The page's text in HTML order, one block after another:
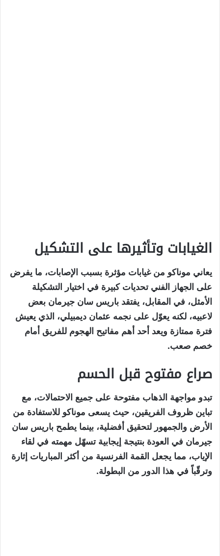
الغيابات وتأثيرها على التشكيل
يعاني موناكو من غيابات مؤثرة بسبب الإصابات، ما يفرض
على الجهاز الفني تحديات كبيرة في اختيار التشكيلة
الأمثل، في المقابل، يفتقد باريس سان جيرمان بعض
لاعبيه، لكنه يعوّل على نجمه عثمان ديمبيلي، الذي يعيش
فترة ممتازة ويعد أحد أهم مفاتيح الهجوم للفريق أمام
خصم صعب.
صراع مفتوح قبل الحسم
تبدو مواجهة الذهاب مفتوحة على جميع الاحتمالات، مع
تباين ظروف الفريقين، حيث يسعى موناكو للاستفادة من
الأرض والجمهور لتحقيق أفضلية، بينما يطمح باريس سان
جيرمان في العودة بنتيجة إيجابية تسهّل مهمته في لقاء
الإياب، مما يجعل القمة الفرنسية من أكثر المباريات إثارة
وترقّباً في هذا الدور من البطولة.